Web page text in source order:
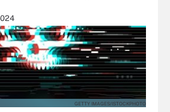
GETTY IMAGES/ISTOCKPHOTO